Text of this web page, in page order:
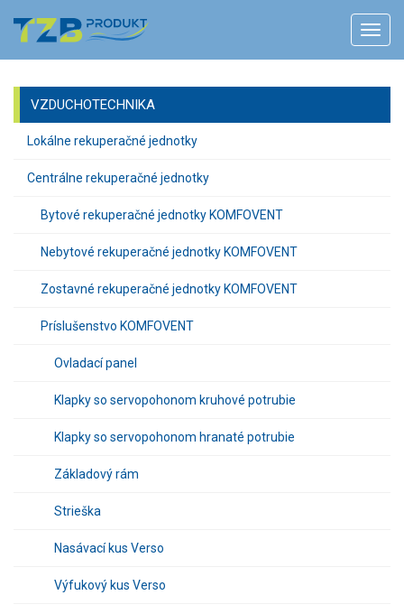
VZDUCHOTECHNIKA
Lokálne rekuperačné jednotky
Centrálne rekuperačné jednotky
Bytové rekuperačné jednotky KOMFOVENT
Nebytové rekuperačné jednotky KOMFOVENT
Zostavné rekuperačné jednotky KOMFOVENT
Príslušenstvo KOMFOVENT
Ovladací panel
Klapky so servopohonom kruhové potrubie
Klapky so servopohonom hranaté potrubie
Základový rám
Strieška
Nasávací kus Verso
Výfukový kus Verso